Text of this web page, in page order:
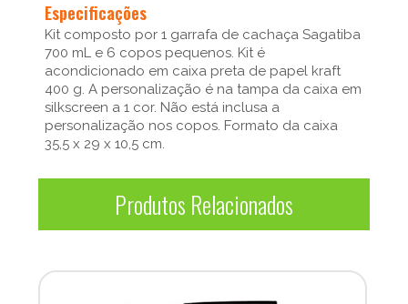
Especificações
Kit composto por 1 garrafa de cachaça Sagatiba
700 mL e 6 copos pequenos. Kit é
acondicionado em caixa preta de papel kraft
400 g. A personalização é na tampa da caixa em
silkscreen a 1 cor. Não está inclusa a
personalização nos copos. Formato da caixa
35,5 x 29 x 10,5 cm.
Produtos Relacionados